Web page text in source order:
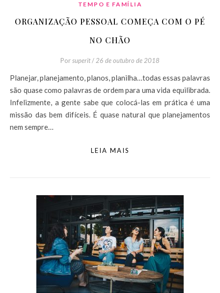
TEMPO E FAMÍLIA
ORGANIZAÇÃO PESSOAL COMEÇA COM O PÉ
NO CHÃO
Porsuperit/ 26 de outubro de 2018
Planejar, planejamento, planos, planilha…todas essas palavras
são quase como palavras de ordem para uma vida equilibrada.
Infelizmente, a gente sabe que colocá-las em prática é uma
missão das bem difíceis. É quase natural que planejamentos
nem sempre…
LEIA MAIS